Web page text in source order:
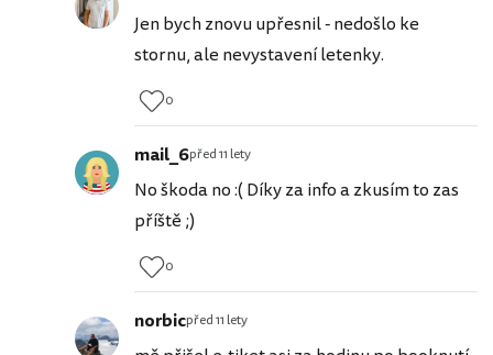
Jen bych znovu upřesnil - nedošlo ke
stornu, ale nevystavení letenky.
0
mail_6před 11 lety
No škoda no :( Díky za info a zkusím to zas
příště ;)
0
norbicpřed 11 lety